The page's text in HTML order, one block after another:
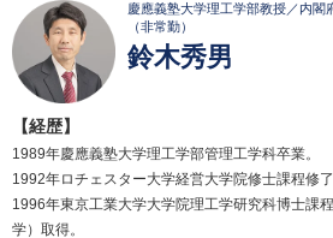
慶應義塾大学理工学部教授／内閣
（非常勤）
鈴木秀男
【経歴】
1989年慶應義塾大学理工学部管理工学科卒業。
1992年ロチェスター大学経営大学院修士課程修了
1996年東京工業大学大学院理工学研究科博士課
学）取得。